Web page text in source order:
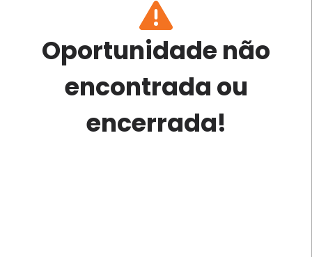
Oportunidade não
encontrada ou
encerrada!